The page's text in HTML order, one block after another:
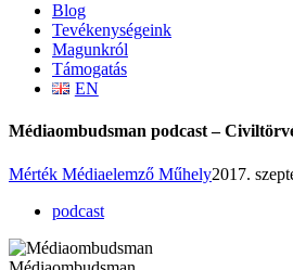
Blog
Tevékenységeink
Magunkról
Támogatás
EN
Médiaombudsman podcast –
Mérték Médiaelemző Műhely2017.
podcast